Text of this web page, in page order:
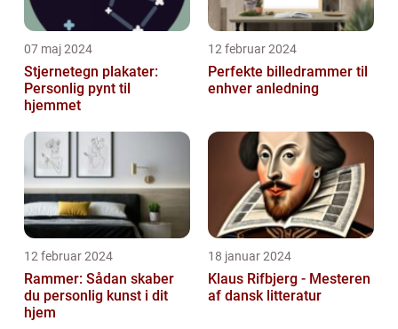
07 maj 2024
Stjernetegn plakater:
Personlig pynt til
hjemmet
12 februar 2024
Perfekte billedrammer til
enhver anledning
12 februar 2024
Rammer: Sådan skaber
du personlig kunst i dit
hjem
18 januar 2024
Klaus Rifbjerg - Mesteren
af dansk litteratur